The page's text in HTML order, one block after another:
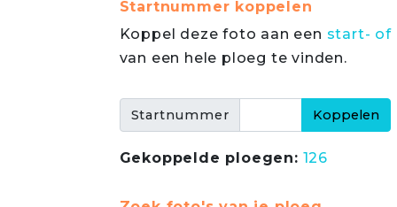
Startnummer koppelen
Koppel deze foto aan een start- of
van een hele ploeg te vinden.
Startnummer
Gekoppelde ploegen: 126